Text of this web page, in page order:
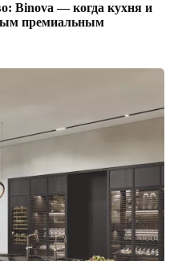
Binova — когда кухня и
премиальным